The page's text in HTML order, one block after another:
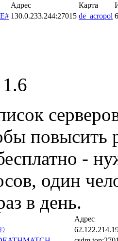
Адрес Карта
130.0.233.244:27015 de_acropol
повысить
-
один
в день.
Адрес